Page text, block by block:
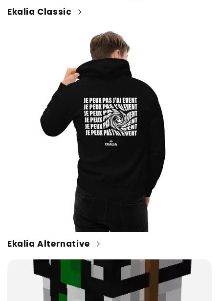
Ekalia Classic
Ekalia Alternative